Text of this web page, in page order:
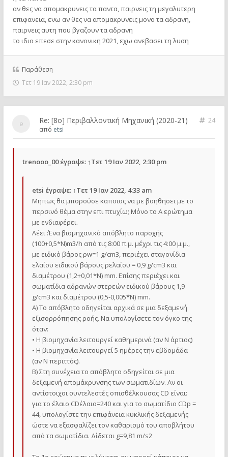
αν θες να απομακρυνεις τα παντα, παιρνεις τη μεγαλυτερη
επιφανεια, ενω αν θες να απομακρυνεις μονο τα αδρανη,
παιρνεις αυτη που βγαζουν τα αδρανη
το ιδιο επεσε στην κανονικη 2021, εχω ανεβασει τη λυση
Παράθεση
Τετ 19 Ιαν 2022, 2:30 pm
Re: [8o] Περιβαλλοντική Μηχανική (2020-21)
24
από etsi
trenooo_00έγραψε: ↑Τετ 19 Ιαν 2022, 2:30 pm
etsi έγραψε: ↑Τετ 19 Ιαν 2022, 4:33 am
Μηπως θα μπορούσε καποιος να με βοηθησει με το
περσινό θέμα στην επι πτυχίω; Μόνο το Α ερώτημα
με ενδιαφέρει.
Λέει :Ένα βιομηχανικό απόβλητο παροχής
(100+0,5*Ν)m3/h από τις 8:00 π.μ. μέχρι τις 4:00 μ.μ.,
με ειδικό βάρος ρw=1 g/cm3, περιέχει σταγονίδια
ελαίου ειδικού βάρους ρελαίου = 0,9 g/cm3 και
διαμέτρου (1,2+0,01*N) mm. Επίσης περιέχει και
σωματίδια αδρανών στερεών ειδικού βάρους 1,9
g/cm3 και διαμέτρου (0,5-0,005*N) mm.
Α) Το απόβλητο οδηγείται αρχικά σε μια δεξαμενή
εξισορρόπησης ροής. Να υπολογίσετε τον όγκο της
όταν:
• Η βιομηχανία λειτουργεί καθημερινά (αν Ν άρτιος)
• Η βιομηχανία λειτουργεί 5 ημέρες την εβδομάδα
(αν Ν περιττός).
Β) Στη συνέχεια το απόβλητο οδηγείται σε μια
δεξαμενή απομάκρυνσης των σωματιδίων. Αν οι
αντίστοιχοι συντελεστές οπισθέλκουσας CD είναι:
για το έλαιο CDέλαιο=240 και για το σωματίδιο CDp =
44, υπολογίστε την επιφάνεια κυκλικής δεξαμενής
ώστε να εξασφαλίζει τον καθαρισμό του αποβλήτου
από τα σωματίδια. Δίδεται g=9,81 m/s2